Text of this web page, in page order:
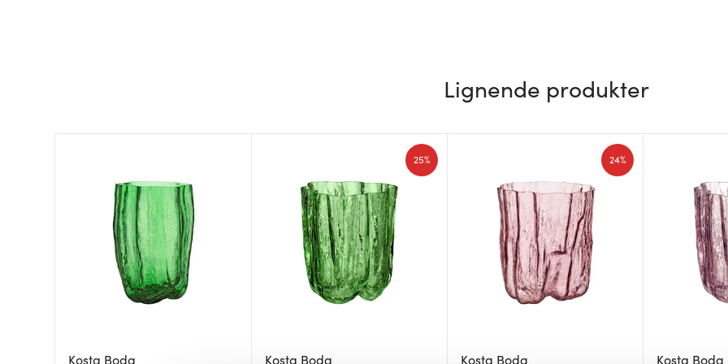
Lignende produkter
Kosta Boda Kosta Boda
25%
Kosta Boda
24%
Kosta Boda